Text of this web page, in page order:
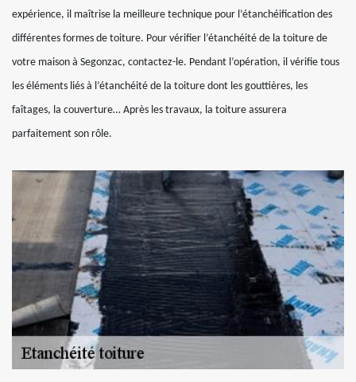
expérience, il maîtrise la meilleure technique pour l’étanchéification des
différentes formes de toiture. Pour vérifier l’étanchéité de la toiture de
votre maison à Segonzac, contactez-le. Pendant l’opération, il vérifie tous
les éléments liés à l’étanchéité de la toiture dont les gouttières, les
faîtages, la couverture… Après les travaux, la toiture assurera
parfaitement son rôle.